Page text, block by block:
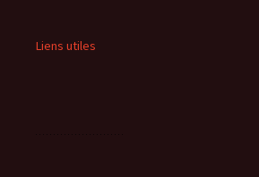
Liens utiles